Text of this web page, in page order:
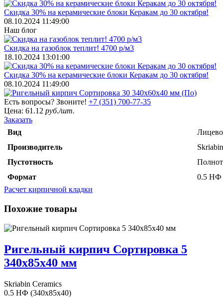
Скидка 30% на керамические блоки Керакам до 30 октября!
08.10.2024 11:49:00
Наш блог
Скидка на газоблок теплит! 4700 р/м3
18.10.2024 13:01:00
Скидка 30% на керамические блоки Керакам до 30 октября!
08.10.2024 11:49:00
Есть вопросы? Звоните! +7 (351) 700-77-35
Цена: 61.12 руб./шт.
Заказать
Вид
Производитель
Пустотность
Формат
0.5 НФ
Расчет кирпичной кладки
Похожие товары
Ригельный кирпич Сортировка 5
340х85х40 мм
Skriabin Ceramics
0.5 НФ (340x85x40)